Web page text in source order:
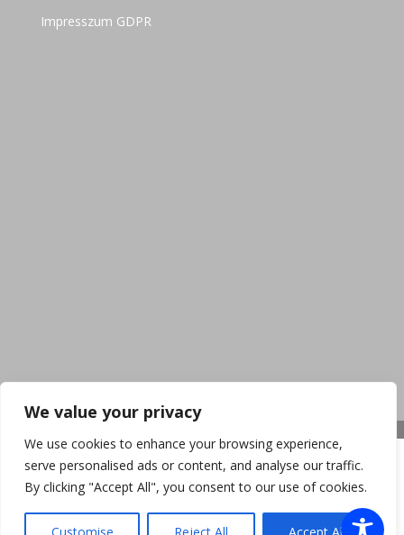
We value your privacy
We use cookies to enhance your browsing experience,
serve personalised ads or content, and analyse our traffic.
By clicking "Accept All", you consent to our use of cookies.
Impresszum GDPR